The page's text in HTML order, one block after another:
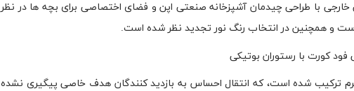
خارجی با طراحی چیدمان آشپزخانه صنعتی اپن و فضای اختصاصی برای بچه ها در نظر
است و همچنین در انتخاب رنگ نور تجدید نظر شده است.
کلی با نور سفید گرم ترکیب شده است، که انتقال احساس به بازدید کنندگان هدف خاصی پیگیری نشده